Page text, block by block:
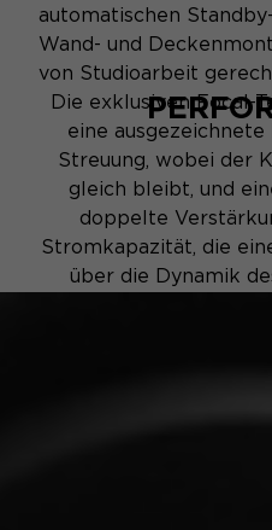
automatischen
Wand- und
von Studioarbeit
Die exklusiven Focal-
eine
Streuung, wobei der
gleich bleibt, und
doppelte
Stromkapazität, die
über die Dynamik